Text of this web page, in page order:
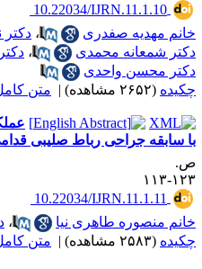
‎ 10.22034/IJRN.11.1.10
مهدیه صفدری
،دکتر
شمعانه محمدی
،دکتر
محسن واحدی
(۲۶۵۲ مشاهده) | متن کامل (PDF)
سابقه جراحی رباط صلیبی
۱۱۳
‎ 10.22034/IJRN.11.1.11
منصوره طاهری نیا
،
(۲۵۸۳ مشاهده) | متن کامل (PDF)